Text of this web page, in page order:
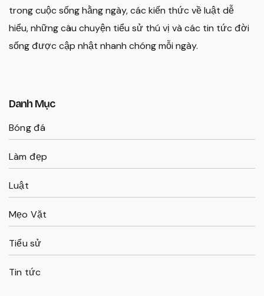
trong cuộc sống hằng ngày, các kiến thức về luật dễ
hiểu, những câu chuyện tiểu sử thú vị và các tin tức đời
sống được cập nhật nhanh chóng mỗi ngày.
Danh Mục
Bóng đá
Làm đẹp
Luật
Mẹo Vặt
Tiểu sử
Tin tức